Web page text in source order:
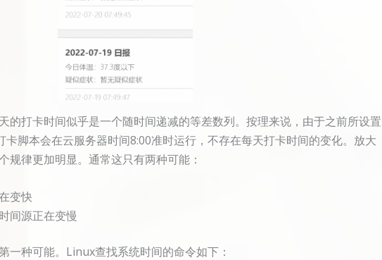
的打卡时间似乎是一个随时间递减的等差数列。按理来说，由于之前所设置
脚本会在云服务器时间8:00准时运行，不存在每天打卡时间的变化。放大
规律更加明显。通常这只有两种可能：
变快
间源正在变慢
一种可能。Linux查找系统时间的命令如下：